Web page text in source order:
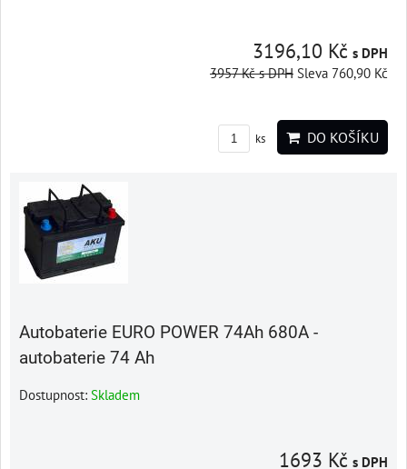
3196,10 Kč s DPH
3957 Kčs DPH Sleva 760,90 Kč
ks DO KOŠÍKU
Autobaterie EURO POWER 74Ah 680A -
autobaterie 74 Ah
Dostupnost: Skladem
1693 Kč s DPH